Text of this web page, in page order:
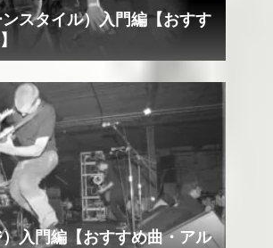
スタイル）入門編【おすす
入門編【おすすめ曲・アル